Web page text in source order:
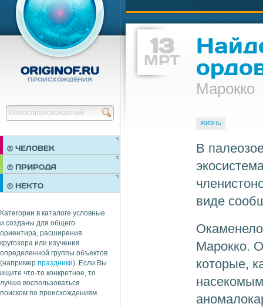
ORIGINOF.RU
ПРОИСХОЖДЕНИЯ
© ЧЕЛОВЕК
ПРАЗДНИКИ
ОБЩЕСТВО
© ПРИРОДА
© НЕКТО
Категории в каталоге условные
и созданы для общего
ориентира, расширения
кругозора или изучения
определенной группы объектов
(например праздники). Если Вы
ищите что-то конкретное, то
лучше воспользоваться
поиском по происхождениям.
13
МРТ
Марокко
ЖИЗНЬ
В
виде
Марокко.
которые,